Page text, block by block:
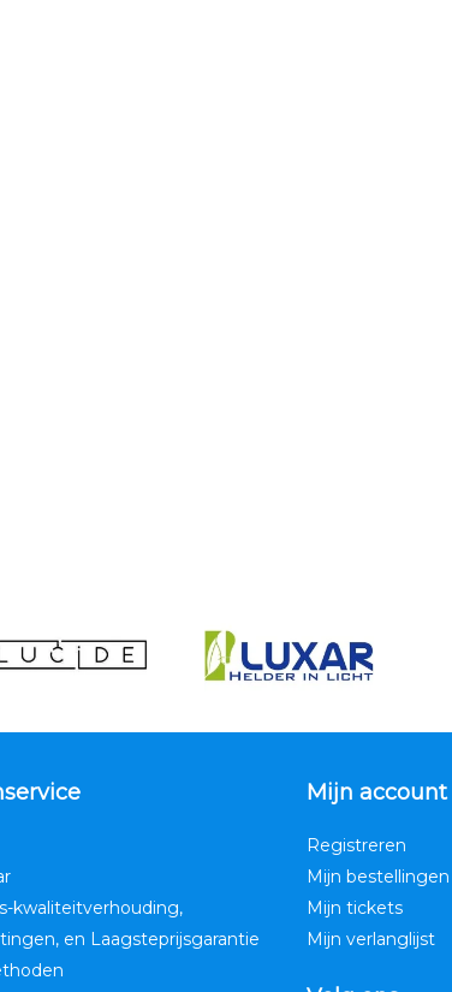
kwaliteitverhouding,
en Laagsteprijsgarantie
Mijn account
Registreren
Mijn bestellingen
Mijn tickets
Mijn verlanglijst